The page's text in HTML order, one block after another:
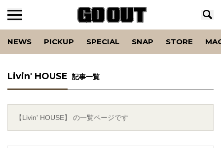
NEWS PICKUP SPECIAL SNAP STORE
Livin' HOUSE 記事一覧
【Livin' HOUSE】 の一覧ページです